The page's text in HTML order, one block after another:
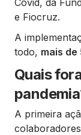
Covid, da
e Fiocruz.
A
todo, mais
Quais
A primeira